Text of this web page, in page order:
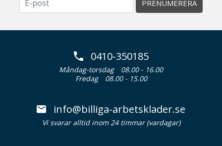
PRENUMERERA
0410-350185
Måndag-torsdag
08.00 - 16.00
Fredag
08.00 - 15.00
info@billiga-arbetsklader.se
Vi svarar alltid inom 24 timmar (vardagar)